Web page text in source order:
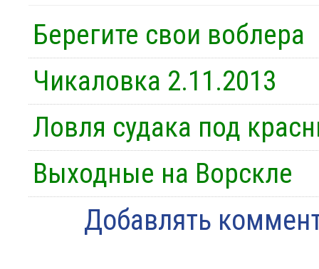
Берегите свои воблера
Чикаловка 2.11.2013
Ловля судака под
Выходные на Ворскле
Добавлять